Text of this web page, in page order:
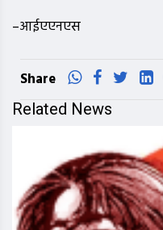
–आईएएनएस
Share
Related News